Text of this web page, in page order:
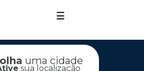
☰
uma cidade
sua localização